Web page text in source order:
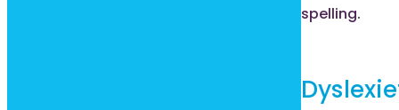
spelling.